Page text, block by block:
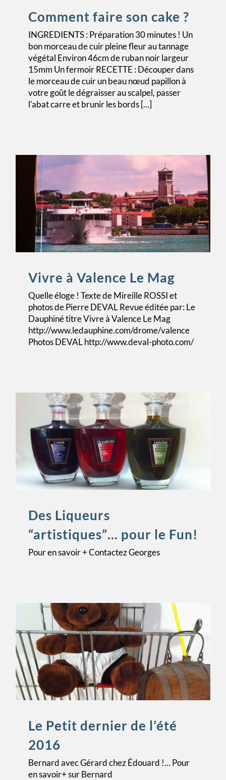
Comment faire son cake ?
INGREDIENTS : Préparation 30 minutes ! Un
bon morceau de cuir pleine fleur au tannage
végétal Environ 46cm de ruban noir largeur
15mm Un fermoir RECETTE : Découper dans
le morceau de cuir un beau nœud papillon à
votre goût le dégraisser au scalpel, passer
l'abat carre et brunir les bords [...]
Vivre à Valence Le Mag
Quelle éloge ! Texte de Mireille ROSSI et
photos de Pierre DEVAL Revue éditée par: Le
Dauphiné titre Vivre à Valence Le Mag
http://www.ledauphine.com/drome/valence
Photos DEVAL http://www.deval-photo.com/
Des Liqueurs
“artistiques”… pour le Fun!
Pour en savoir + Contactez Georges
Le Petit dernier de l’été
2016
Bernard avec Gérard chez Édouard !... Pour
en savoir+ sur Bernard